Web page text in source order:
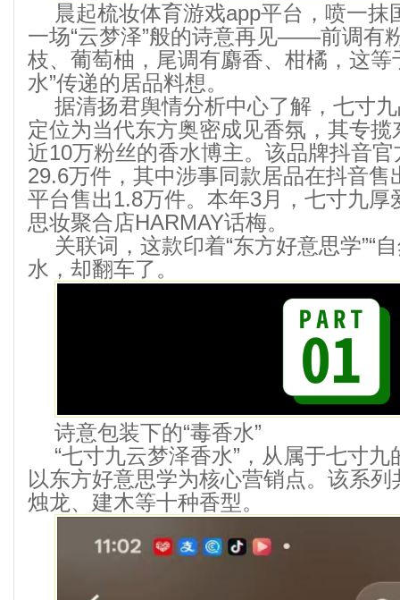
晨起梳妆体育游戏app平台，喷一抹
一场“云梦泽”般的诗意再见——前调有
枝、葡萄柚，尾调有麝香、柑橘，这等
水”传递的居品料想。
据清扬君舆情分析中心了解，七寸
定位为当代东方奥密成见香氛，其专
近10万粉丝的香水博主。该品牌抖音
29.6万件，其中涉事同款居品在抖音售
平台售出1.8万件。本年3月，七寸九厚
思妆聚合店HARMAY话梅。
关联词，这款印着“东方好意思学”“
水，却翻车了。
诗意包装下的“毒香水”
“七寸九云梦泽香水”，从属于七寸九
以东方好意思学为核心营销点。该系
烛龙、建木等十种香型。